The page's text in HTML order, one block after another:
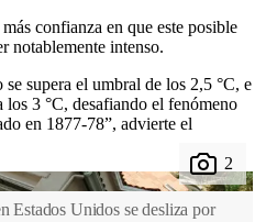
confianza en que este posible
notablemente intenso.
supera el umbral de los 2,5 °C, e
los 3 °C, desafiando el fenómeno
en 1877-78”, advierte el
Estados Unidos se desliza por